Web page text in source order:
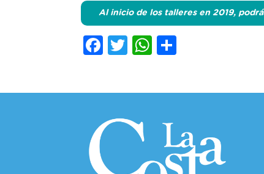
Al inicio de los talleres en 2019,
Facebook
TwitterWhatsApp